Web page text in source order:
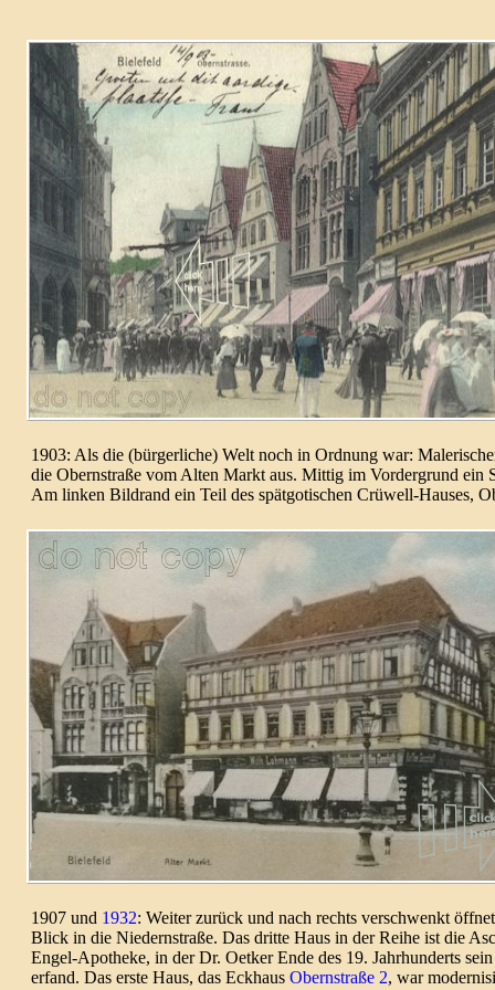
1903: Als die (bürger­liche) Welt noch in Ordnung war:
die Obern­straße vom Alten Markt aus. Mittig im Vorder­grund ein
Am linken Bildrand ein Teil des spät­gotischen Crüwell-Hauses,
1907 und 1932: Weiter zurück und nach rechts verschwenkt
Blick in die Niedern­straße. Das dritte Haus in der Reihe ist die
Engel-Apotheke, in der Dr. Oetker Ende des 19. Jahr­hun­derts
erfand. Das erste Haus, das Eck­haus Obern­straße 2, war